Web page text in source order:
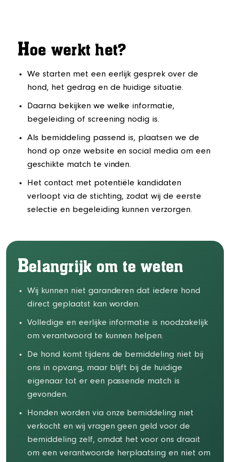
Hoe werkt het?
We starten met een eerlijk gesprek over de
hond, het gedrag en de huidige situatie.
Daarna bekijken we welke informatie,
begeleiding of screening nodig is.
Als bemiddeling passend is, plaatsen we de
hond op onze website en social media om een
geschikte match te vinden.
Het contact met potentiële kandidaten
verloopt via de stichting, zodat wij de eerste
selectie en begeleiding kunnen verzorgen.
Belangrijk om te weten
Wij kunnen niet garanderen dat iedere hond
direct geplaatst kan worden.
Volledige en eerlijke informatie is noodzakelijk
om verantwoord te kunnen helpen.
De hond komt tijdens de bemiddeling niet bij
ons in opvang, maar blijft bij de huidige
eigenaar tot er een passende match is
gevonden.
Honden worden via onze bemiddeling niet
verkocht en wij vragen geen geld voor de
bemiddeling zelf, omdat het voor ons draait
om een verantwoorde herplaatsing en niet om